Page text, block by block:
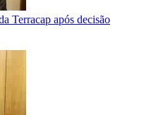
Terracap após decisão